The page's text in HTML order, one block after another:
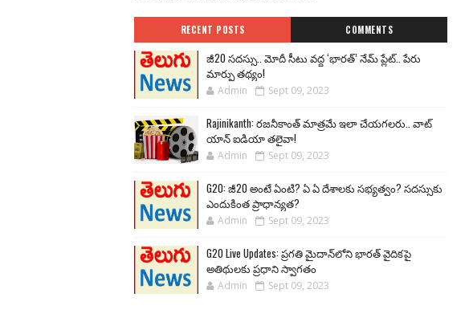
RECENT POSTS COMMENTS
జీ20 సదస్సు.. మోదీ సీటు వద్ద ‘భారత్’ నేమ్ ప్లేట్‌.. పేరు
మార్పు తథ్యం!
Admin Sept 09, 2023
Rajinikanth: రజనీకాంత్ మాత్రమే ఇలా చేయగలరు.. వాట్
యాన్ ఐడియా తలైవా!
Admin Sept 09, 2023
G20: జీ20 అంటే ఏంటి? ఏ ఏ దేశాలకు సభ్యత్వం? సదస్సుకు
ఎందుకింత ప్రాధాన్యత?
Admin Sept 09, 2023
G20 Live Updates: ప్రగతి మైదాన్‌లోని భారత్ వైదికపై
అతిథులకు ప్రధాని స్వాగతం
Admin Sept 09, 2023